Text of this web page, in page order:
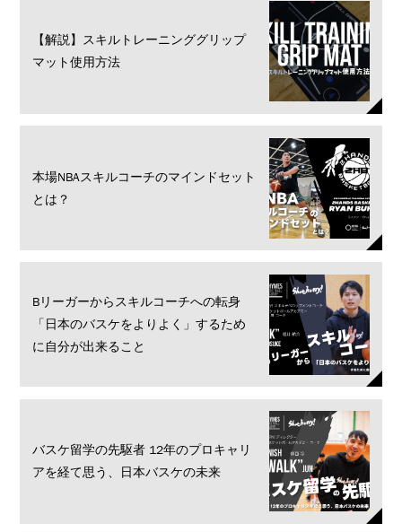
【解説】スキルトレーニンググリップ
マット使用方法
本場NBAスキルコーチのマインドセット
とは？
Bリーガーからスキルコーチへの転身
「日本のバスケをよりよく」するため
に自分が出来ること
バスケ留学の先駆者 12年のプロキャリ
アを経て思う、日本バスケの未来